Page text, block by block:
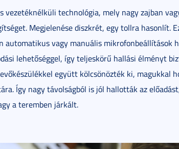
vezetéknélküli technológia, mely nagy zajban
Megjelenése diszkrét, egy tollra hasonlít.
automatikus vagy manuális mikrofonbeállítások
lehetőséggel, így teljeskörű hallási élményt
együtt kölcsönözték ki, magukkal
Így nagy távolságból is jól hallották az
a teremben járkált.